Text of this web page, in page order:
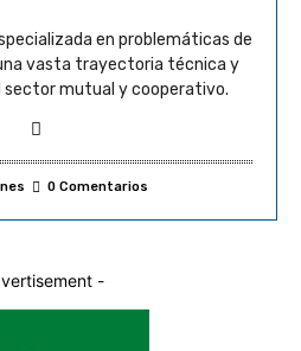
en problemáticas de
vasta trayectoria técnica y
sector mutual y cooperativo.
0 Comentarios
-